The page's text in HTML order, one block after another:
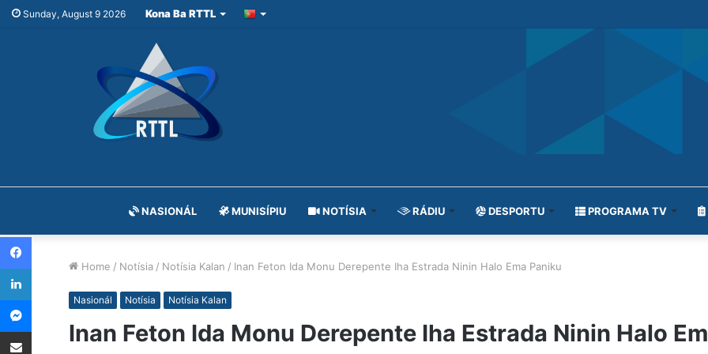
Sunday, August 9 2026 Kona Ba RTTL
NASIONÁL MUNISÍPIU NOTÍSIA RÁDIU DESPORTU PROGRAMA TV
Home / Notísia / Notísia Kalan / Inan Feton Ida Monu Derepente Iha Estrada Ninin Halo Ema Paniku
Nasionál Notísia Notísia Kalan
Inan Feton Ida Monu Derepente Iha Estrada Ninin Halo
Facebook
LinkedIn
Messenger